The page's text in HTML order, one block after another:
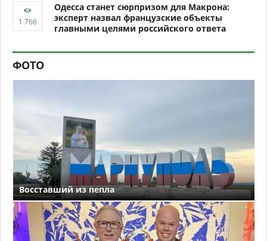
Одесса станет сюрпризом для Макрона:
эксперт назвал французские объекты
главными целями российского ответа
ФОТО
Восставший из пепла